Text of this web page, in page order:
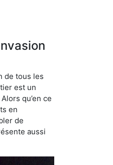
de tous les
est un
qu’en ce
en
de
aussi